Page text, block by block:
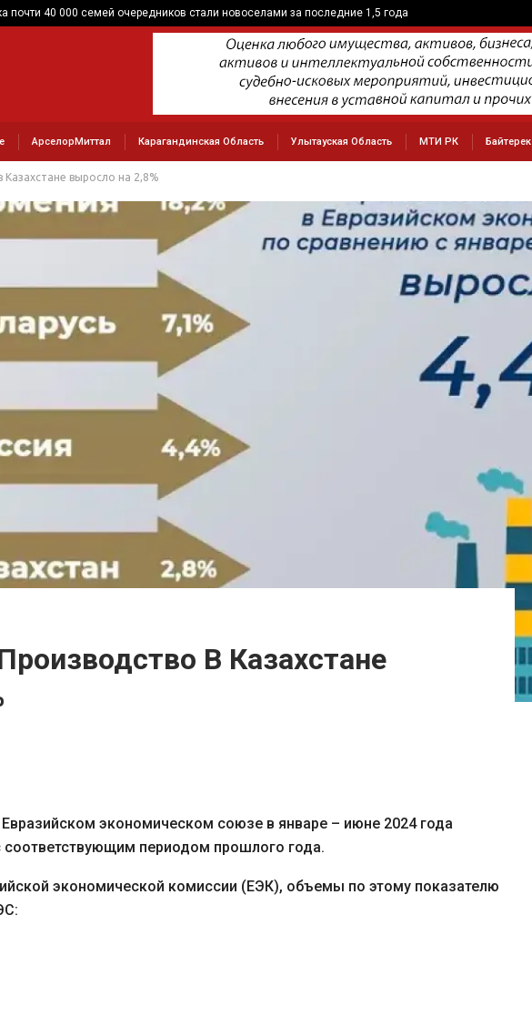
почти 40 000 семей очередников стали новоселами за последние 1,5 года
АрселорМиттал Карагандинская Область Улытауская Область МТИ РК Байтерек
выросло на 2,8%
В Казахстане
экономическом союзе в январе – июне 2024 года
соответствующим периодом прошлого года.
экономической комиссии (ЕЭК), объемы по этому показателю